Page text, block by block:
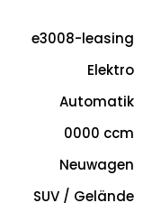
e3008-leasing
Elektro
Automatik
0000 ccm
Neuwagen
SUV / Gelände